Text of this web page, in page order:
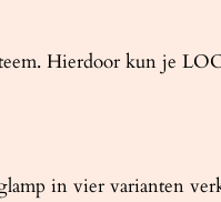
Hierdoor kun je
in vier varianten